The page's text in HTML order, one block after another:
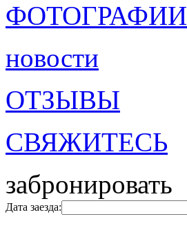
ФОТОГРАФИИ
новости
ОТЗЫВЫ
СВЯЖИТЕСЬ
забронировать
Дата заезда: